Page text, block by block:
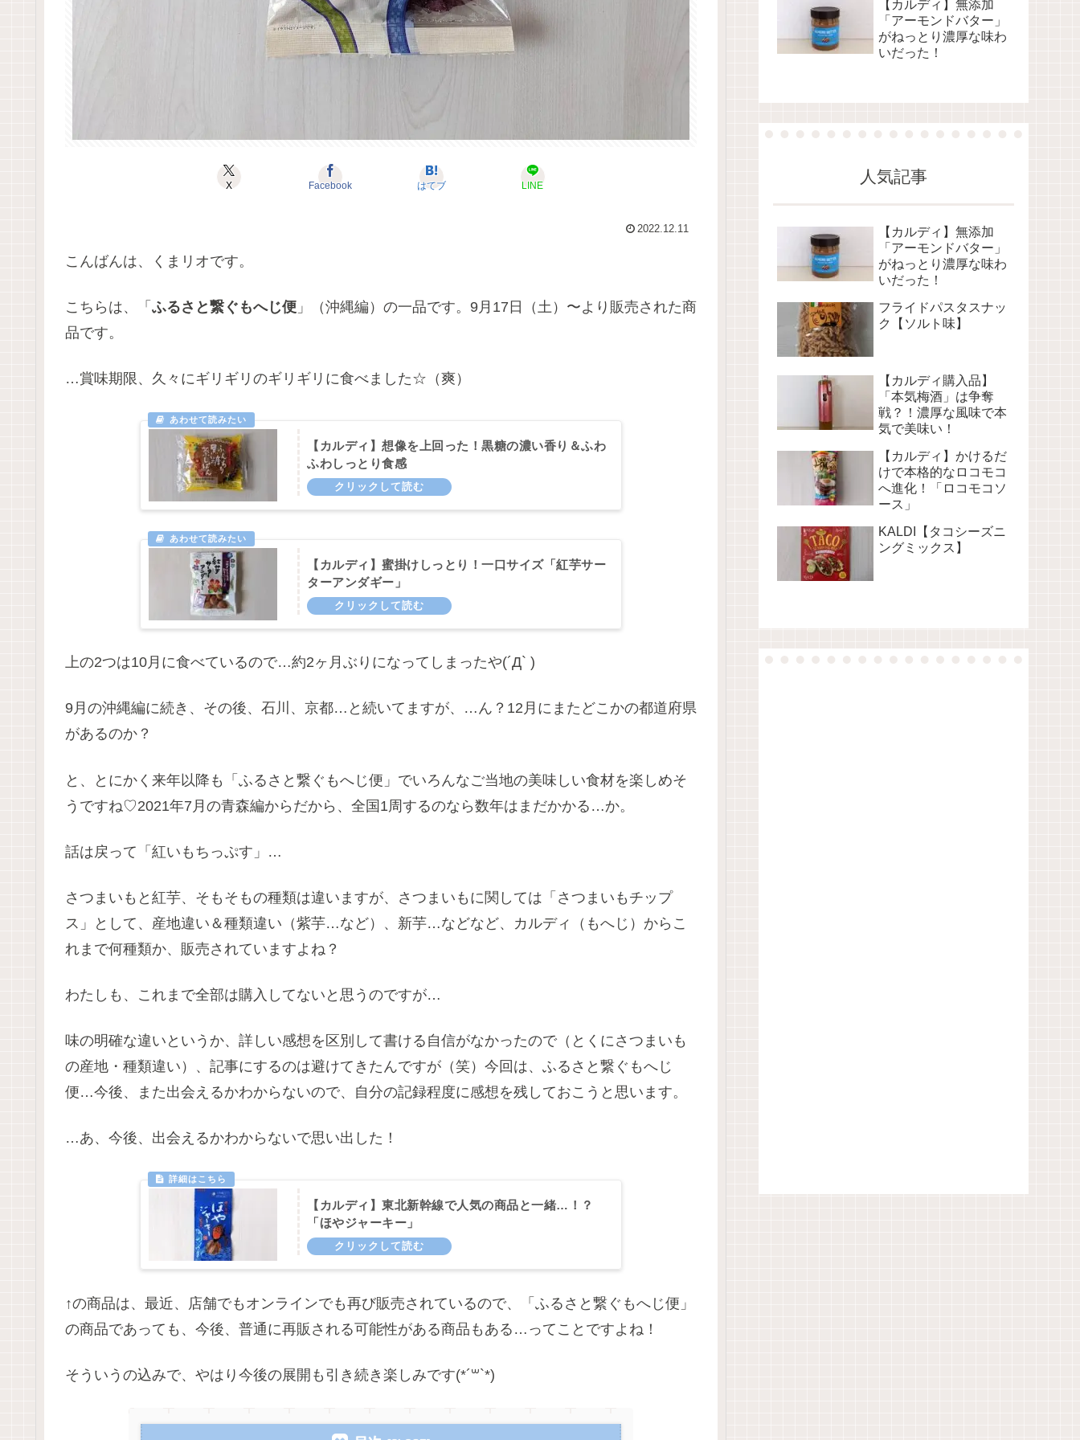
X Facebook はてブ LINE
2022.12.11
こんばんは、くまリオです。
こちらは、「 ふるさと繋ぐもへじ便 」（沖縄編）の一品です。9月17日（土）〜より販売された商
品です。
…賞味期限、久々にギリギリのギリギリに食べました☆（爽）
【カルディ】想像を上回った！黒糖の濃い香り＆ふわ
ふわしっとり食感
【カルディ】蜜掛けしっとり！一口サイズ「紅芋サー
ターアンダギー」
上の2つは10月に食べているので…約2ヶ月ぶりになってしまったや(´Д` )
9月の沖縄編に続き、その後、石川、京都…と続いてますが、…ん？12月にまたどこかの都道府県
があるのか？
と、とにかく来年以降も「ふるさと繋ぐもへじ便」でいろんなご当地の美味しい食材を楽しめそ
うですね♡2021年7月の青森編からだから、全国1周するのなら数年はまだかかる…か。
話は戻って「紅いもちっぷす」…
さつまいもと紅芋、そもそもの種類は違いますが、さつまいもに関しては「さつまいもチップ
ス」として、産地違い＆種類違い（紫芋…など）、新芋…などなど、カルディ（もへじ）からこ
れまで何種類か、販売されていますよね？
わたしも、これまで全部は購入してないと思うのですが…
味の明確な違いというか、詳しい感想を区別して書ける自信がなかったので（とくにさつまいも
の産地・種類違い）、記事にするのは避けてきたんですが（笑）今回は、ふるさと繋ぐもへじ
便…今後、また出会えるかわからないので、自分の記録程度に感想を残しておこうと思います。
…あ、今後、出会えるかわからないで思い出した！
【カルディ】東北新幹線で人気の商品と一緒…！？
「ほやジャーキー」
↑の商品は、最近、店舗でもオンラインでも再び販売されているので、「ふるさと繋ぐもへじ便」
の商品であっても、今後、普通に再販される可能性がある商品もある…ってことですよね！
そういうの込みで、やはり今後の展開も引き続き楽しみです(*´꒳`*)
【カルディ】無添加
「アーモンドバター」
がねっとり濃厚な味わ
いだった！
人気記事
【カルディ】無添加
「アーモンドバター」
がねっとり濃厚な味わ
いだった！
フライドパスタスナッ
ク【ソルト味】
【カルディ購入品】
「本気梅酒」は争奪
戦？！濃厚な風味で本
気で美味い！
【カルディ】かけるだ
けで本格的なロコモコ
へ進化！「ロコモコソ
ース」
KALDI【タコシーズニ
ングミックス】